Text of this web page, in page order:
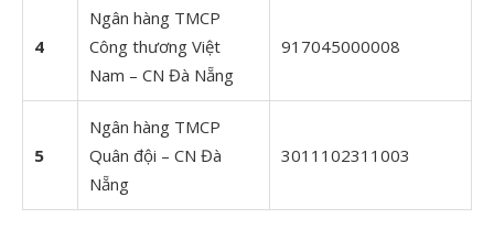
4
Ngân hàng TMCP
Công thương Việt
Nam – CN Đà Nẵng
917045000008
5
Ngân hàng TMCP
Quân đội – CN Đà
Nẵng
3011102311003